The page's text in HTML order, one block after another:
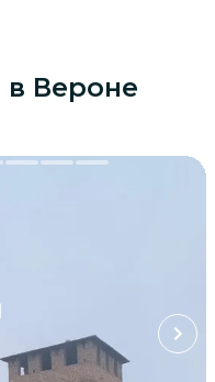
в Вероне